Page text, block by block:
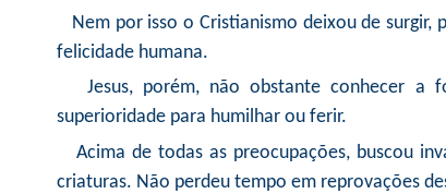
Nem por isso o Cristianismo deixou de surgir,
felicidade humana.
Jesus, porém, não obstante conhecer a
superioridade para humilhar ou ferir.
Acima de todas as preocupações, buscou
criaturas. Não perdeu tempo em reprovações